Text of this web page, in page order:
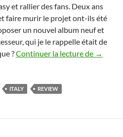
et rallier des fans. Deux ans
faire murir le projet ont-ils été
un nouvel album neuf et
qui je le rappelle était de
?Continuer la lecture de Ephyra
→
ITALY REVIEW